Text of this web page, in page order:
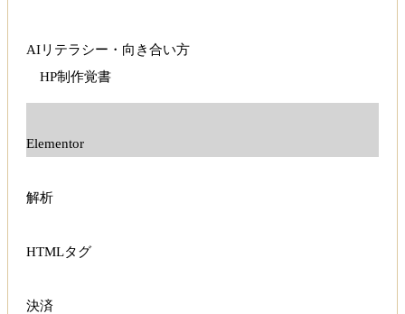
AIリテラシー・向き合い方
HP制作覚書
Elementor
解析
HTMLタグ
決済